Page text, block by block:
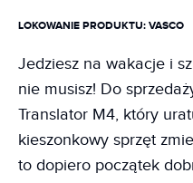
LOKOWANIE PRODUKTU: VASCO
Jedziesz na wakacje i
nie musisz! Do
Translator M4, który
kieszonkowy sprzęt
to dopiero początek